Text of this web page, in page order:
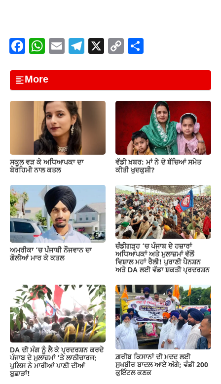
F
c
e
o
k
W
at
s
A
p
p
E
ail
T
e
gr
m
X C
p
y
Li
n
k
ar
e
More
ਸਕੂਲ ਵੜ ਕੇ ਅਧਿਆਪਕਾ ਦਾ
ਬੇਰਹਿਮੀ ਨਾਲ ਕਤਲ
ਵੱਡੀ ਖ਼ਬਰ: ਮਾਂ ਨੇ ਦੋ ਬੱਚਿਆਂ ਸਮੇਤ
ਕੀਤੀ ਖੁਦਕੁਸ਼ੀ?
ਅਮਰੀਕਾ ‘ਚ ਪੰਜਾਬੀ ਨੌਜਵਾਨ ਦਾ
ਗੋਲੀਆਂ ਮਾਰ ਕੇ ਕਤਲ
ਚੰਡੀਗੜ੍ਹ ‘ਚ ਪੰਜਾਬ ਦੇ ਹਜ਼ਾਰਾਂ
ਅਧਿਆਪਕਾਂ ਅਤੇ ਮੁਲਾਜ਼ਮਾਂ ਵੱਲੋਂ
ਵਿਸ਼ਾਲ ਮਹਾਂ ਰੈਲੀ! ਪੁਰਾਣੀ ਪੈਨਸ਼ਨ
ਅਤੇ DA ਲਈ ਵੱਡਾ ਸ਼ਕਤੀ ਪ੍ਰਦਰਸ਼ਨ
DA ਦੀ ਮੰਗ ਨੂੰ ਲੈ ਕੇ ਪ੍ਰਦਰਸ਼ਨ ਕਰਦੇ
ਪੰਜਾਬ ਦੇ ਮੁਲਾਜ਼ਮਾਂ ‘ਤੇ ਲਾਠੀਚਾਰਜ;
ਪੁਲਿਸ ਨੇ ਮਾਰੀਆਂ ਪਾਣੀ ਦੀਆਂ
ਬੁਛਾੜਾਂ!
ਗ਼ਰੀਬ ਕਿਸਾਨਾਂ ਦੀ ਮਦਦ ਲਈ
ਸੁਖਬੀਰ ਬਾਦਲ ਆਏ ਅੱਗੇ; ਵੰਡੀ 200
ਕੁਇੰਟਲ ਕਣਕ